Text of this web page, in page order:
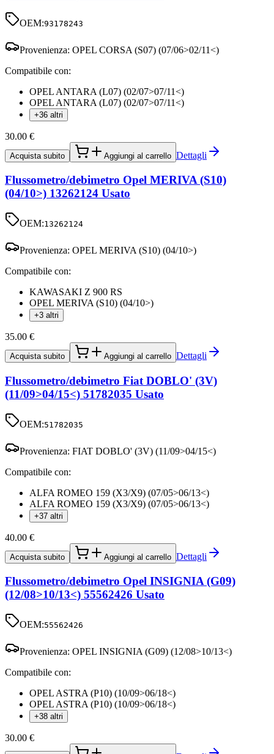
OEM:93178243
Provenienza: OPEL CORSA (S07) (07/06>02/11<)
Compatibile con:
OPEL ANTARA (L07) (02/07>07/11<)
OPEL ANTARA (L07) (02/07>07/11<)
+36 altri
30.00 €
Acquista subito Aggiungi al carrello Dettagli
Flussometro/debimetro Opel MERIVA (S10)
(04/10>) 13262124 Usato
OEM:13262124
Provenienza: OPEL MERIVA (S10) (04/10>)
Compatibile con:
KAWASAKI Z 900 RS
OPEL MERIVA (S10) (04/10>)
+3 altri
35.00 €
Acquista subito Aggiungi al carrello Dettagli
Flussometro/debimetro Fiat DOBLO' (3V)
(11/09>04/15<) 51782035 Usato
OEM:51782035
Provenienza: FIAT DOBLO' (3V) (11/09>04/15<)
Compatibile con:
ALFA ROMEO 159 (X3/X9) (07/05>06/13<)
ALFA ROMEO 159 (X3/X9) (07/05>06/13<)
+37 altri
40.00 €
Acquista subito Aggiungi al carrello Dettagli
Flussometro/debimetro Opel INSIGNIA (G09)
(12/08>10/13<) 55562426 Usato
OEM:55562426
Provenienza: OPEL INSIGNIA (G09) (12/08>10/13<)
Compatibile con:
OPEL ASTRA (P10) (10/09>06/18<)
OPEL ASTRA (P10) (10/09>06/18<)
+38 altri
30.00 €